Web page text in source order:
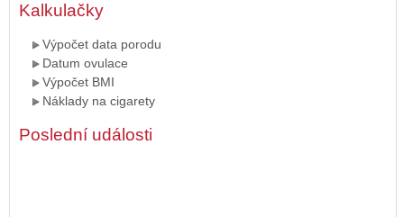
Kalkulačky
Výpočet data porodu
Datum ovulace
Výpočet BMI
Náklady na cigarety
Poslední události